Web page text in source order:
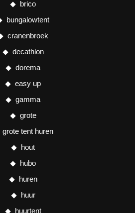
brico
bungalowtent
cranenbroek
decathlon
dorema
easy up
gamma
grote
grote tent huren
hout
hubo
huren
huur
huurtent